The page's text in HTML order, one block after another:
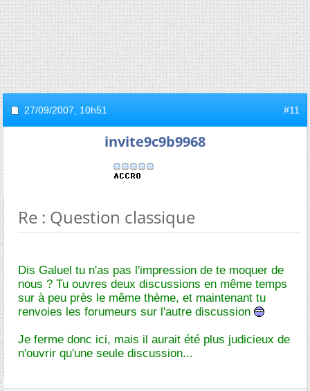
27/09/2007, 10h51 #11
invite9c9b9968
Re : Question classique
Dis Galuel tu n'as pas l'impression de te moquer de
nous ? Tu ouvres deux discussions en même temps
sur à peu près le même thème, et maintenant tu
renvoies les forumeurs sur l'autre discussion
Je ferme donc ici, mais il aurait été plus judicieux de
n'ouvrir qu'une seule discussion...